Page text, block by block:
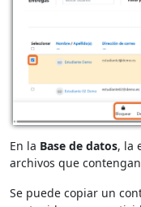
En la Base de datos, la
archivos que
Se puede copiar un